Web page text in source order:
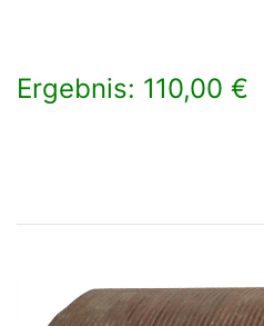
Ergebnis: 110,00 €